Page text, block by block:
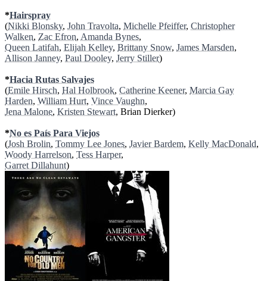
*Hairspray
(Nikki Blonsky, John Travolta, Michelle Pfeiffer, Christopher
Walken, Zac Efron, Amanda Bynes,
Queen Latifah, Elijah Kelley, Brittany Snow, James Marsden,
Allison Janney, Paul Dooley, Jerry Stiller)
*Hacia Rutas Salvajes
(Emile Hirsch, Hal Holbrook, Catherine Keener, Marcia Gay
Harden, William Hurt, Vince Vaughn,
Jena Malone, Kristen Stewart, Brian Dierker)
*No es País Para Viejos
(Josh Brolin, Tommy Lee Jones, Javier Bardem, Kelly MacDonald,
Woody Harrelson, Tess Harper,
Garret Dillahunt)